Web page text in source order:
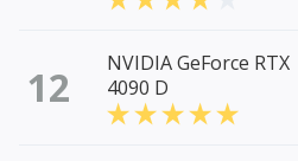
12
NVIDIA GeForce RTX
4090 D